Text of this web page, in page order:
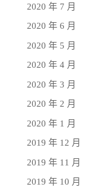
2020 年 7 月
2020 年 6 月
2020 年 5 月
2020 年 4 月
2020 年 3 月
2020 年 2 月
2020 年 1 月
2019 年 12 月
2019 年 11 月
2019 年 10 月